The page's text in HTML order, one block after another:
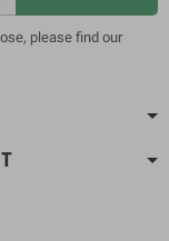
please find our